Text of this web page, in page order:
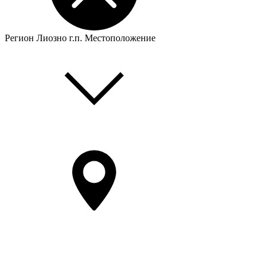
Регион Лиозно г.п. Местоположение